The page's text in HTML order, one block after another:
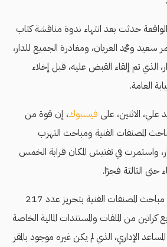
حدثت بعد انتهاء ندوة مناقشة كتاب
ومحمد العريان، ومغادرة الجميع للدار،
الذي تم إلقاء القبض عليه، قبل إخلاء
العامة.
علي، الاثنين، على فيسبوك، إن قوة من
المصنفات الفنية ومباحث التهرب
واستمرت في تفتيش المكان قرابة الخمس
الثالثة فجرًا.
وأضاف "في النهاية قامت مباحث المصنفات الفنية بتحريز عدد 217
كراتين من الملفات والمستندات المالية الخاصة
الإداري، الذي لم يكن غيره موجود بالمقر